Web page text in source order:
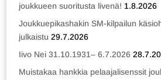
joukkueen suoritusta livenä! 1.8.2026
Joukkuepikashakin SM-kilpailun
julkaistu 29.7.2026
Iivo Nei 31.10.1931– 6.7.2026
Muistakaa hankkia pelaajalisenssit